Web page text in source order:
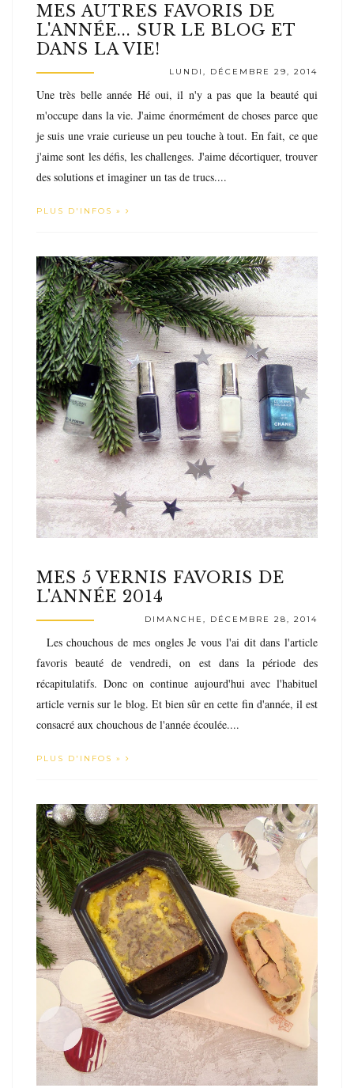
MES AUTRES FAVORIS DE
L'ANNÉE... SUR LE BLOG ET
DANS LA VIE!
LUNDI, DÉCEMBRE 29, 2014
Une très belle année Hé oui, il n'y a pas que la beauté qui
m'occupe dans la vie. J'aime énormément de choses parce que
je suis une vraie curieuse un peu touche à tout. En fait, ce que
j'aime sont les défis, les challenges. J'aime décortiquer, trouver
des solutions et imaginer un tas de trucs....
PLUS D'INFOS »
MES 5 VERNIS FAVORIS DE
L'ANNÉE 2014
DIMANCHE, DÉCEMBRE 28, 2014
Les chouchous de mes ongles Je vous l'ai dit dans l'article
favoris beauté de vendredi, on est dans la période des
récapitulatifs. Donc on continue aujourd'hui avec l'habituel
article vernis sur le blog. Et bien sûr en cette fin d'année, il est
consacré aux chouchous de l'année écoulée....
PLUS D'INFOS »